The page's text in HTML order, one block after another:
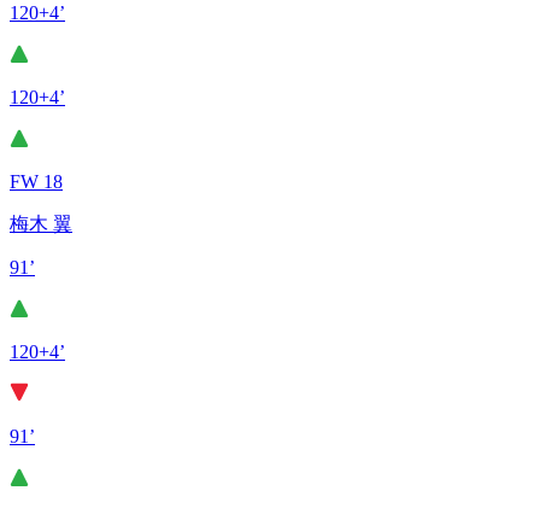
120+4’
120+4’
FW 18
梅木 翼
91’
120+4’
91’